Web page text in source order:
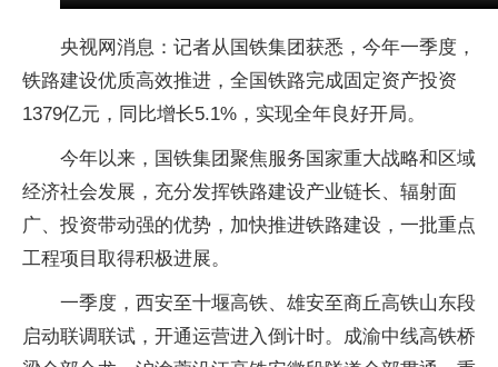
央视网消息：记者从国铁集团获悉，今年一季度，
铁路建设优质高效推进，全国铁路完成固定资产投资
1379亿元，同比增长5.1%，实现全年良好开局。
今年以来，国铁集团聚焦服务国家重大战略和区域
经济社会发展，充分发挥铁路建设产业链长、辐射面
广、投资带动强的优势，加快推进铁路建设，一批重点
工程项目取得积极进展。
一季度，西安至十堰高铁、雄安至商丘高铁山东段
启动联调联试，开通运营进入倒计时。成渝中线高铁桥